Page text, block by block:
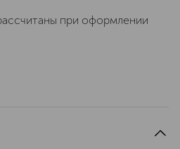
при оформлении